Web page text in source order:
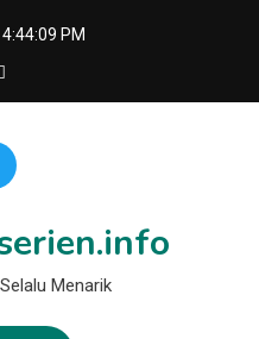
4:44:09 PM
Menarik